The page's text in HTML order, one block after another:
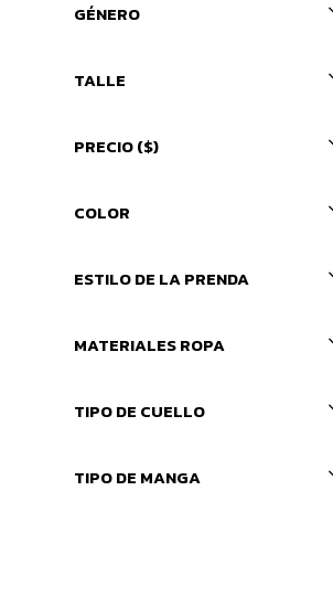
GÉNERO
TALLE
PRECIO($)
COLOR
ESTILO DE LA PRENDA
MATERIALES ROPA
TIPO DE CUELLO
TIPO DE MANGA